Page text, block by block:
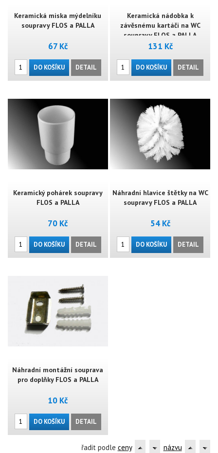
Keramická miska mýdelníku
soupravy FLOS a PALLA
67 Kč
DO KOŠÍKU DETAIL
Keramická nádobka k
závěsnému kartáči na WC
soupravy FLOS a PALLA
131 Kč
DO KOŠÍKU DETAIL
Keramický pohárek soupravy
FLOS a PALLA
70 Kč
DO KOŠÍKU DETAIL
Náhradní hlavice štětky na WC
soupravy FLOS a PALLA
54 Kč
DO KOŠÍKU DETAIL
Náhradní montážní souprava
pro doplňky FLOS a PALLA
10 Kč
DO KOŠÍKU DETAIL
řadit podle ceny názvu